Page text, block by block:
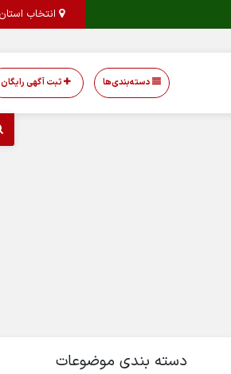
دسته‌بندی‌ها ثبت آگهی رایگان
دسته بندی موضوعات